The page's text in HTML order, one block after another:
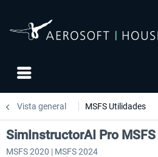
Vista general MSFS Utilidades
SimInstructorAI Pro MSFS
MSFS 2020 | MSFS 2024